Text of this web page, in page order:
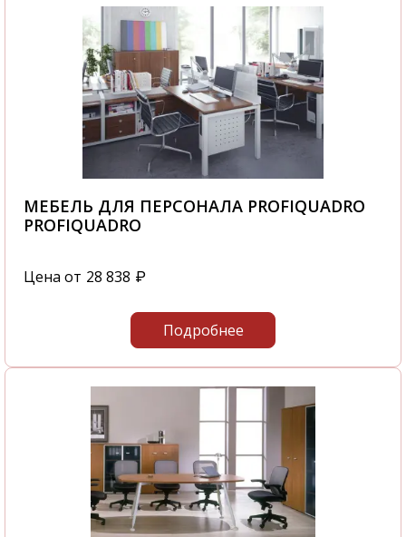
МЕБЕЛЬ ДЛЯ ПЕРСОНАЛА PROFIQUADRO
PROFIQUADRO
Цена от 28 838 ₽
Подробнее